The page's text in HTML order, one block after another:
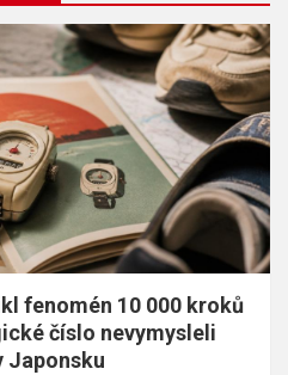
fenomén 10 000 kroků
číslo nevymysleli
Japonsku